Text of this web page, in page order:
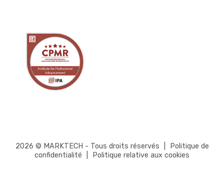
2026 © MARKTECH - Tous droits réservés
Politique de
confidentialité
Politique relative aux cookies